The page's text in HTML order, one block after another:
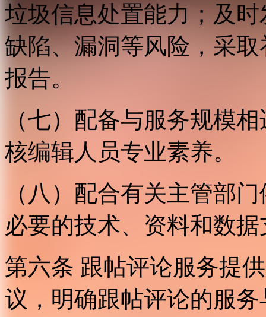
垃圾信息处置能力；及
缺陷、漏洞等风险，采
报告。
（七）配备与服务规模
核编辑人员专业素养。
（八）配合有关主管部
必要的技术、资料和数
第六条 跟帖评论服务提
议，明确跟帖评论的服